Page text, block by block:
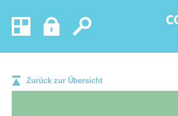
Zurück zur Übersicht